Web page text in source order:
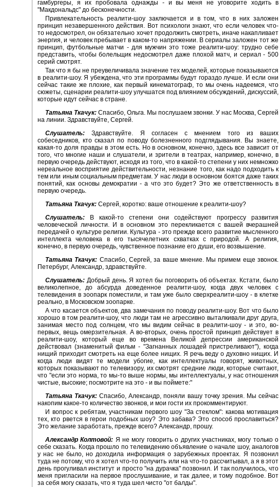
гамбургеры, я их пробовала однажды - и вы меня не уговорите ходить в
"Макдональдс" до бесконечности.
Привлекательность реалити-шоу заключается и в том, что в них заложен
принцип незавершенного действия. Вот психологи знают, что если человек что-
то недосмотрел, он обязательно хочет продолжить смотреть, иначе накапливает
энергия, и человек пребывает в каком-то напряжении. В сериалы заложен тот же
принцип, футбольные матчи - для мужчин это тоже реалити-шоу: трудно себе
представить, чтобы болельщик недосмотрел даже плохой матч, и сериал - 500
серий смотрят.
Так что я бы не преувеличивала значение тех моделей, которые показываются
в реалити-шоу. Я убеждена, что эти программы будут гораздо лучше. И если они
сейчас такие же плохие, как первый кинематограф, то мы очень надеемся, что
сюжеты, сценарии реалити-шоу улучшатся под влиянием обсуждений, дискуссий,
которые идут сейчас в стране.
Татьяна Ткачук: Спасибо, Ольга. Мы послушаем звонки. У нас Москва, Сергей
на линии. Здравствуйте, Сергей.
Слушатель: Здравствуйте. Я согласен с мнением того из ваших
собеседников, кто сказал по поводу болезненного подглядывания. Вы знаете,
какая-то доля правды в этом есть. Но в основном, конечно, здесь все зависит от
того, что многие наши и слушатели, и зрители в театрах, например, конечно, в
первую очередь действуют, исходя из того, что в какой-то степени у них немножко
нереальное восприятие действительности, незнание того, как надо подходить к
тем или иным социальным предметам. У нас люди в основном боятся даже таких
понятий, как основы демократии - а что это будет? Это же ответственность в
первую очередь.
Татьяна Ткачук: Сергей, коротко: ваше отношение к реалити-шоу?
Слушатель: В какой-то степени они содействуют прогрессу развития
человеческой личности. И в основном это перекликается с вашей вчерашней
передачей о культуре религии. Культура - это прежде всего развитие мысленного
интеллекта человека в его тысячелетних схватках с природой. А религия,
конечно, в первую очередь, чувственное познание его души, его возвышение.
Татьяна Ткачук: Спасибо, Сергей, за ваше мнение. Мы примем еще звонок.
Петербург, Александр, здравствуйте.
Слушатель: Добрый день. Я хотел бы поговорить об объектах. Кстати, было
великолепное, до абсурда доведенное реалити-шоу, когда двух человек с
телевидения в зоопарк поместили, и там уже было сверхреалити-шоу - в клетке
реально, в Московском зоопарке.
А что касается объектов, два замечания по поводу реалити-шоу. Вот что было
хорошо в том реалити-шоу, что люди там не агрессивно выталкивали друг друга,
занимая место под солнцем, что мы видим сейчас в реалити-шоу - и это, во-
первых, вещь омерзительная. А во-вторых, очень простой принцип действует в
реалити-шоу, который еще во времена Великой депрессии американской
действовал (знаменитый фильм - "Загнанных лошадей пристреливают"), когда
нищий приходит смотреть на еще более нищих. Я речь веду о духовно нищих. И
когда люди видят те модели убогие, как интеллектуалы говорят, животных,
которых показывают по телевизору, их смотрят средние люди, которые считают,
что "если это норма, то мы-то выше нормы, мы интеллектуалы, у нас отношения
чистые, высокие; посмотрите на это - и вы поймете:"
Татьяна Ткачук: Спасибо, Александр, поняли вашу точку зрения. Мы сейчас
накопим какое-то количество звонков, и мои гости их прокомментируют.
И вопрос к ребятам, участникам первого шоу "За стеклом": какова мотивация
тех, кто рвется в герои подобных шоу? Это забава? Это способ прославиться?
Это желание заработать, прежде всего? Александр, прошу.
Александр Колтовой: Я не могу говорить о других участниках, могу только о
себе сказать. Когда прошло по телевидению объявление о начале шоу, аналогов
у нас не было, но доходила информация о зарубежных проектах. Я позвонил
туда не потому, что я хотел что-то получить или на что-то рассчитывал, а я в этот
день прогуливал институт и просто "на дурачка" позвонил. И так получилось, что
меня пригласили на первое прослушивание, и так далее, и тому подобное. Вот
за себя могу сказать, что я туда шел чисто "от балды".